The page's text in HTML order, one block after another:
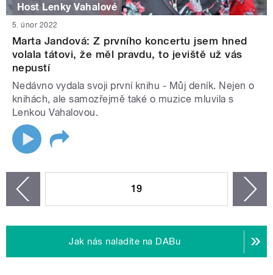
Host Lenky Vahalové
5. únor 2022
Marta Jandová: Z prvního koncertu jsem hned
volala tátovi, že měl pravdu, to jeviště už vás
nepustí
Nedávno vydala svoji první knihu - Můj deník. Nejen o
knihách, ale samozřejmě také o muzice mluvila s
Lenkou Vahalovou.
19
Jak nás naladíte na DABu